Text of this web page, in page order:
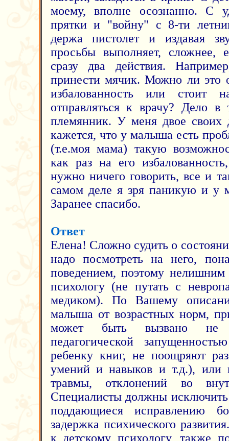
моему, вполне осознанно. С
прятки и "войну" с 8-ти
держа пистолет и издавая
просьбы выполняет, сложнее,
сразу два действия.
принести мячик. Можно ли это
избалованность или стоит
отправляться к врачу? Дело
племянник. У меня двое
кажется, что у малыша есть
(т.е.моя мама) такую
как раз на его
нужно ничего говорить, все и
самом деле я зря паникую и у
Заранее спасибо.
Ответ
Елена! Сложно судить о
надо посмотреть на него,
поведением, поэтому нелишним
психологу (не путать с
медиком). По Вашему
малыша от возрастных норм,
может быть вызвано не
педагогической
ребенку книг, не поощряют
умений и навыков и т.д.), или
травмы, отклонений во
Специалисты должны исключить
поддающиеся исправлению
задержка психического
к детскому психологу, также